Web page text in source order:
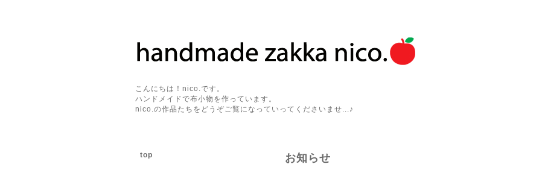
こんにちは！nico.です。
ハンドメイドで布小物を作っています。
nico.の作品たちをどうぞご覧になっていってくださいませ...♪
お知らせ
top